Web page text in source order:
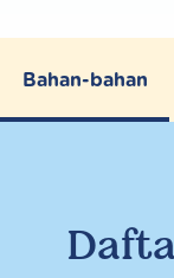
Bahan-bahan